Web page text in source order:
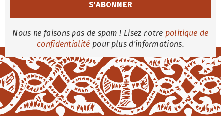
Nous ne faisons pas de spam ! Lisez notre politique de
confidentialité pour plus d'informations.